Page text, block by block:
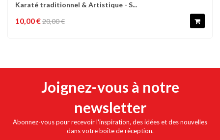
Karaté traditionnel & Artistique - S...
10,00 €20,00 €
Joignez-vous à notre
newsletter
Abonnez-vous pour recevoir l'inspiration, des idées et des nouvelles
dans votre boîte de réception.